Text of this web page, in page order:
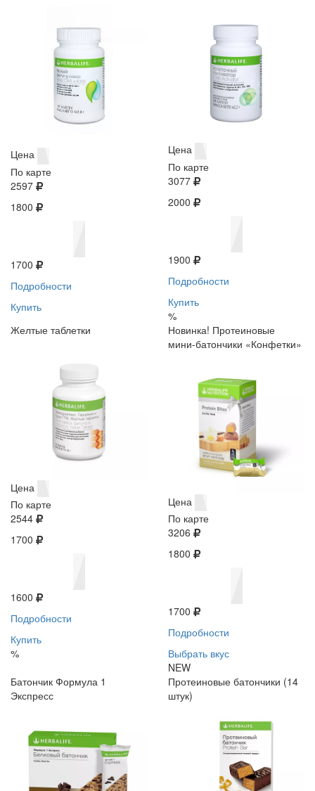
Цена
По карте
2597
1800
1700
Подробности
Купить
Цена
По карте
3077
2000
1900
Подробности
Купить
%
Желтые таблетки
Цена
По карте
2544
1700
1600
Подробности
Купить
%
Новинка! Протеиновые
мини-батончики «Конфетки»
Цена
По карте
3206
1800
1700
Подробности
Выбрать вкус
NEW
Батончик Формула 1
Экспресс
Протеиновые батончики (14
штук)